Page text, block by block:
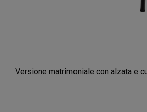
Versione matrimoniale con alzata e